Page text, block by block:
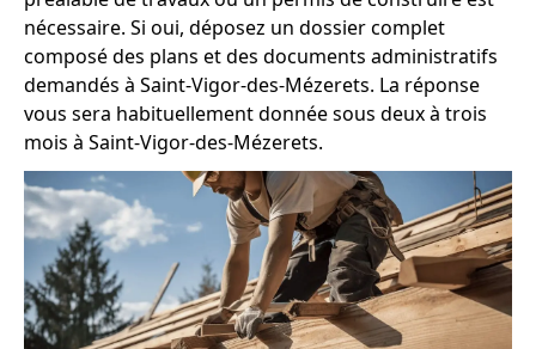
nécessaire. Si oui, déposez un dossier complet
composé des plans et des documents administratifs
demandés à Saint-Vigor-des-Mézerets. La réponse
vous sera habituellement donnée sous deux à trois
mois à Saint-Vigor-des-Mézerets.